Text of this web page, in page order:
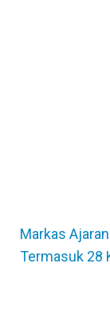
Markas
Termasuk 28